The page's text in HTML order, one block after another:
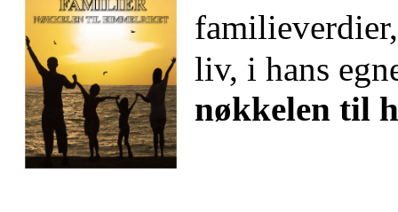
liv, i hans
nøkkelen til